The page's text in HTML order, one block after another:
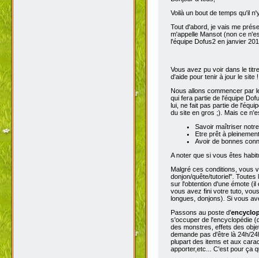
Voilà un bout de temps qu'il
Tout d'abord, je vais me
m'appelle Mansot (non ce
l'équipe Dofus2 en janvier
Vous avez pu voir dans le
d'aide pour tenir à jour le site
Nous allons commencer par
qui fera partie de l'équipe
lui, ne fait pas partie de
du site en gros ;). Mais ce
Savoir maîtriser
Etre prêt à
Avoir de bonnes
A noter que si vous êtes
Malgré ces conditions, vous
donjon/quête/tutoriel".
sur l'obtention d'une émote
vous avez fini votre tuto,
longues, donjons). Si vous
Passons au poste d'
s'occuper de l'encyclopédie
des monstres, effets des
demande pas d'être là 24h/
plupart des items et aux
apporter,etc... C'est pour ça